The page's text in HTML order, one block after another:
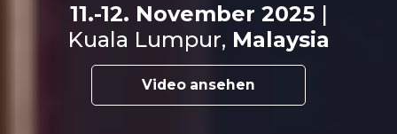
11.-12. November 2025 |
Kuala Lumpur, Malaysia
Video ansehen